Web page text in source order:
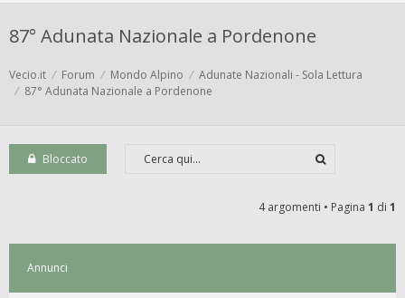
87° Adunata Nazionale a Pordenone
Vecio.it Forum Mondo Alpino
Adunate Nazionali - Sola Lettura
87° Adunata Nazionale a Pordenone
Bloccato
4 argomenti • Pagina 1 di 1
Annunci